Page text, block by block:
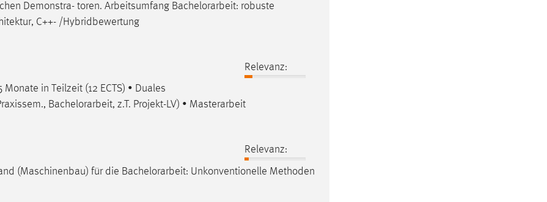
Demonstra- toren. Arbeitsumfang Bachelorarbeit: robuste
C++- /Hybridbewertung
Relevanz:
Monate in Teilzeit (12 ECTS) • Duales
Bachelorarbeit, z.T. Projekt-LV) • Masterarbeit
Relevanz:
(Maschinenbau) für die Bachelorarbeit: Unkonventionelle Methoden